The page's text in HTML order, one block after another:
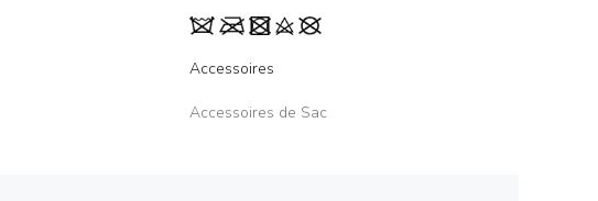
Accessoires
Accessoires de Sac